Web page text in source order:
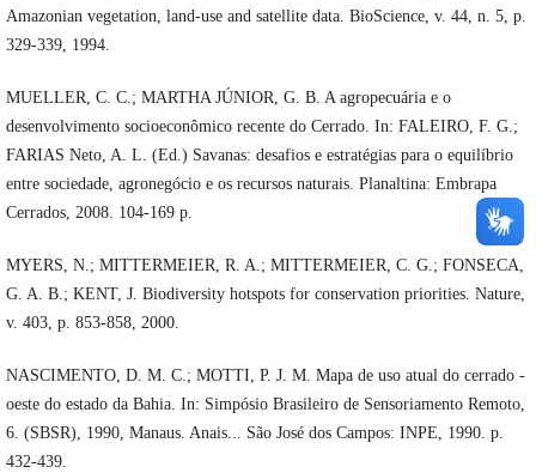
Amazonian vegetation, land-use and satellite data. BioScience, v. 44, n. 5, p.
329-339, 1994.
MUELLER, C. C.; MARTHA JÚNIOR, G. B. A agropecuária e o
desenvolvimento socioeconômico recente do Cerrado. In: FALEIRO, F. G.;
FARIAS Neto, A. L. (Ed.) Savanas: desafios e estratégias para o equilíbrio
entre sociedade, agronegócio e os recursos naturais. Planaltina: Embrapa
Cerrados, 2008. 104-169 p.
MYERS, N.; MITTERMEIER, R. A.; MITTERMEIER, C. G.; FONSECA,
G. A. B.; KENT, J. Biodiversity hotspots for conservation priorities. Nature,
v. 403, p. 853-858, 2000.
NASCIMENTO, D. M. C.; MOTTI, P. J. M. Mapa de uso atual do cerrado -
oeste do estado da Bahia. In: Simpósio Brasileiro de Sensoriamento Remoto,
6. (SBSR), 1990, Manaus. Anais... São José dos Campos: INPE, 1990. p.
432-439.